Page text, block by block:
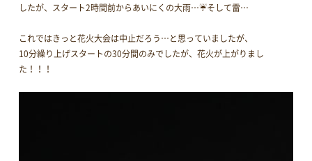
したが、スタート2時間前からあいにくの大雨…☔そして雷…
これではきっと花火大会は中止だろう…と思っていましたが、
10分繰り上げスタートの30分間のみでしたが、花火が上がりまし
た！！！